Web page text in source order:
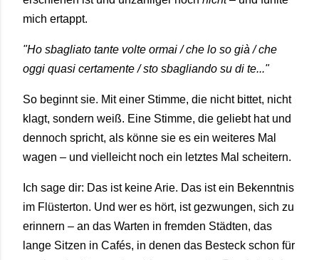
mich ertappt.
"Ho sbagliato tante volte ormai / che lo so già / che
oggi quasi certamente / sto sbagliando su di te..."
So beginnt sie. Mit einer Stimme, die nicht bittet, nicht
klagt, sondern weiß. Eine Stimme, die geliebt hat und
dennoch spricht, als könne sie es ein weiteres Mal
wagen – und vielleicht noch ein letztes Mal scheitern.
Ich sage dir: Das ist keine Arie. Das ist ein Bekenntnis
im Flüsterton. Und wer es hört, ist gezwungen, sich zu
erinnern – an das Warten in fremden Städten, das
lange Sitzen in Cafés, in denen das Besteck schon für